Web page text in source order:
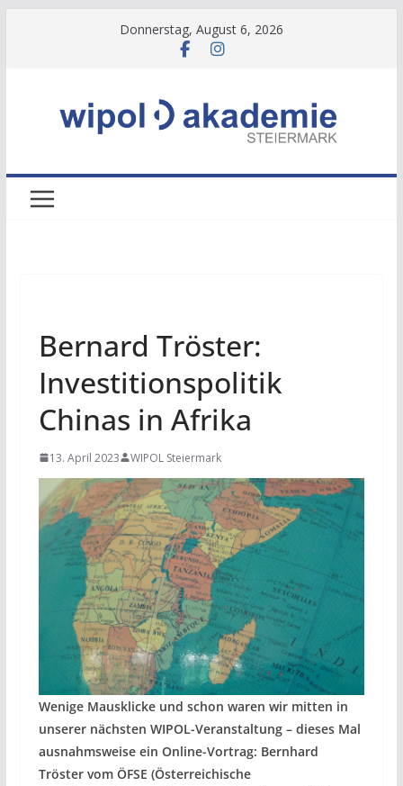
Donnerstag, August 6, 2026
Bernard Tröster:
Investitionspolitik
Chinas in Afrika
13. April 2023 WIPOL Steiermark
Wenige Mausklicke und schon waren wir mitten in
unserer nächsten WIPOL-Veranstaltung – dieses Mal
ausnahmsweise ein Online-Vortrag: Bernhard
Tröster vom ÖFSE (Österreichische